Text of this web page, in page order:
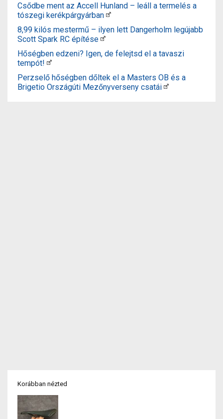
Csődbe ment az Accell Hunland – leáll a termelés a
tószegi kerékpárgyárban
8,99 kilós mestermű – ilyen lett Dangerholm legújabb
Scott Spark RC építése
Hőségben edzeni? Igen, de felejtsd el a tavaszi
tempót!
Perzselő hőségben dőltek el a Masters OB és a
Brigetio Országúti Mezőnyverseny csatái
Korábban nézted